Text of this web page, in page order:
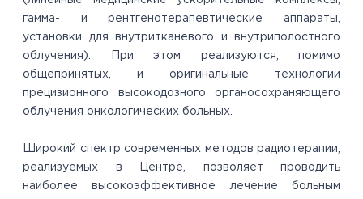
гамма- и рентгенотерапевтические аппараты,
установки для внутритканевого и внутриполостного
облучения). При этом реализуются, помимо
общепринятых, и оригинальные технологии
прецизионного высокодозного органосохраняющего
облучения онкологических больных.
Широкий спектр современных методов радиотерапии,
реализуемых в Центре, позволяет проводить
наиболее высокоэффективное лечение больным